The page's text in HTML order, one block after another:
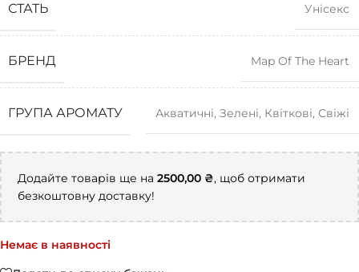
СТАТЬ Унісекс
БРЕНД Map Of The Heart
ГРУПА АРОМАТУ Акватичні, Зелені, Квіткові, Свіжі
Додайте товарів ще на 2500,00 ₴, щоб отримати
безкоштовну доставку!
Немає в наявності